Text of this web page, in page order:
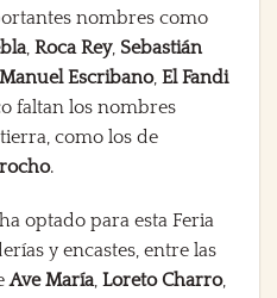
nombres como
, Roca Rey, Sebastián
Manuel Escribano, El Fandi
faltan los nombres
como los de
.
optado para esta Feria
y encastes, entre las
Ave María, Loreto Charro,